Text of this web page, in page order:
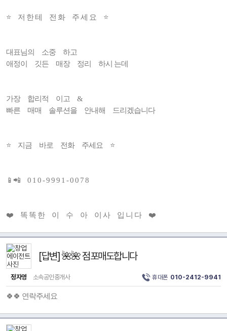
⭐️ 저 한 테 전 화 주 세 요 ⭐️
대표님의 소중 하고
애정이 깃든 매장 정리 하시 는데
가장 합리적 이고 &
빠른 매매 솔루션을 안내해 드리겠습니다
⭐ 지금 바로 전화 주세요 ⭐
📱📲 0 1 0 - 9 9 9 1 - 0 0 7 8
❤️ 똑 똑 한 이 수 아 이 사 입 니 다 ❤️
[답변] 🌺🌺 점포매도합니다
정자영 소속공인중개사 휴대폰 010-2412-9941
🍀🍀 연락주세요